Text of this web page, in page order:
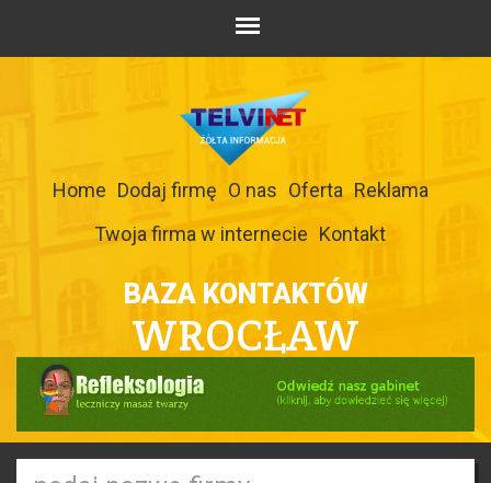
Home Dodaj firmę O nas Oferta Reklama
Twoja firma w internecie Kontakt
BAZA KONTAKTÓW
WROCŁAW